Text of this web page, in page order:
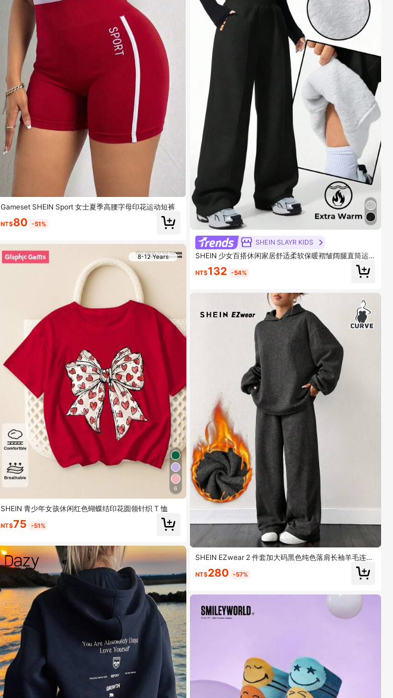
Gameset SHEIN Sport 女士夏季高腰字母印花运动短裤
NT$80 -51%
8-12 Years
6
SHEIN 青少年女孩休闲红色蝴蝶结印花圆领针织 T 恤
NT$75 -51%
SHEIN SLAYR KIDS
SHEIN 少女百搭休闲家居舒适柔软保暖褶皱阔腿直筒运
NT$132 -54%
SHEIN EZwear 2 件套加大码黑色纯色落肩长袖羊毛连帽
NT$280 -57%